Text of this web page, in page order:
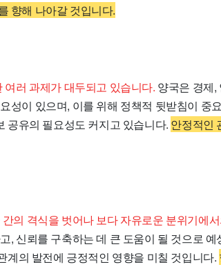
향해 나아갈 것입니다.
러 과제가 대두되고 있습니다. 양국은 경제,
성이 있으며, 이를 위해 정책적 뒷받침이 중
공유의 필요성도 커지고 있습니다. 안정적인
간의 격식을 벗어나 보다 자유로운 분위기에
, 신뢰를 구축하는 데 큰 도움이 될 것으로 예
계의 발전에 긍정적인 영향을 미칠 것입니다.